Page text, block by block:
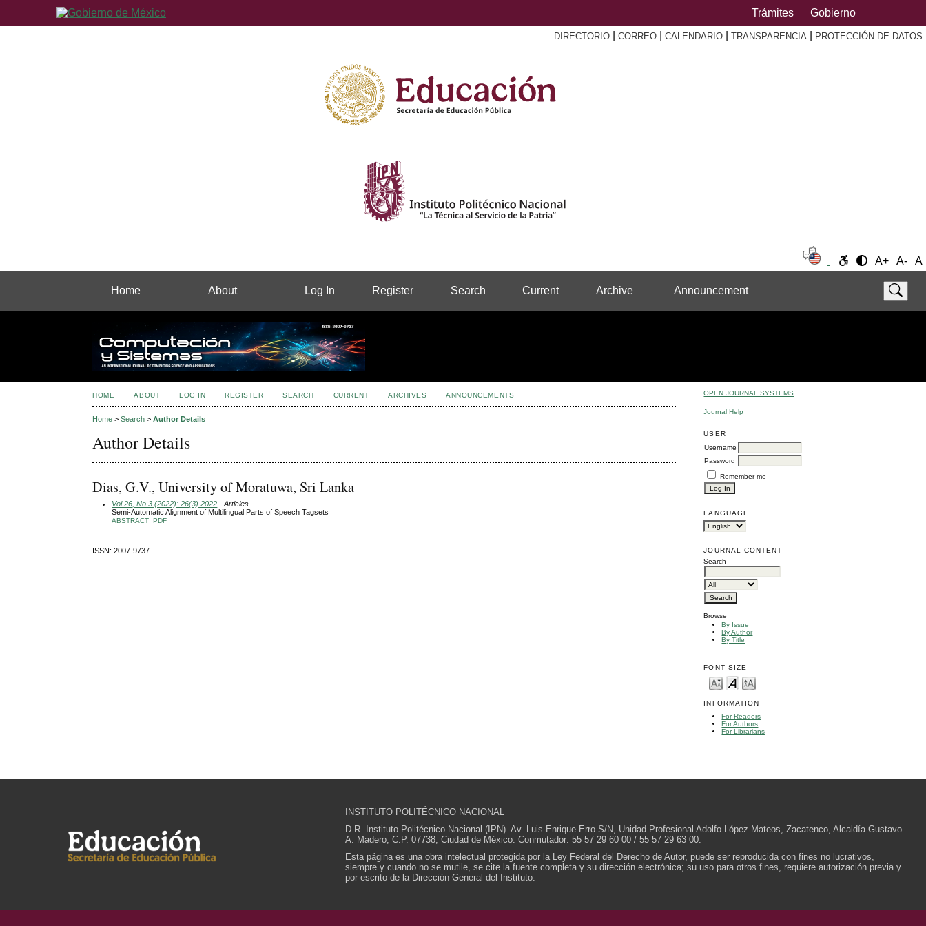
Trámites Gobierno
DIRECTORIO CORREO CALENDARIO TRANSPARENCIA PROTECCIÓN DE DATOS
A+ A- A
Home About Log In Register Search Current Archive Announcement
OPEN JOURNAL SYSTEMS
Journal Help
USER
Username
Password
Remember me
LANGUAGE
JOURNAL CONTENT
Search
Browse
By Issue
By Author
By Title
FONT SIZE
INFORMATION
For Readers
For Authors
For Librarians
HOME ABOUT LOG IN REGISTER SEARCH CURRENT ARCHIVES ANNOUNCEMENTS
Home >Search >Author Details
Author Details
Dias, G.V., University of Moratuwa, Sri Lanka
Vol 26, No 3 (2022): 26(3) 2022 - Articles
Semi-Automatic Alignment of Multilingual Parts of Speech Tagsets
ABSTRACT PDF
ISSN: 2007-9737
INSTITUTO POLITÉCNICO NACIONAL
D.R. Instituto Politécnico Nacional (IPN). Av. Luis Enrique Erro S/N, Unidad Profesional Adolfo López Mateos, Zacatenco, Alcaldía Gustavo
A. Madero, C.P. 07738, Ciudad de México. Conmutador: 55 57 29 60 00 / 55 57 29 63 00.
Esta página es una obra intelectual protegida por la Ley Federal del Derecho de Autor, puede ser reproducida con fines no lucrativos,
siempre y cuando no se mutile, se cite la fuente completa y su dirección electrónica; su uso para otros fines, requiere autorización previa y
por escrito de la Dirección General del Instituto.